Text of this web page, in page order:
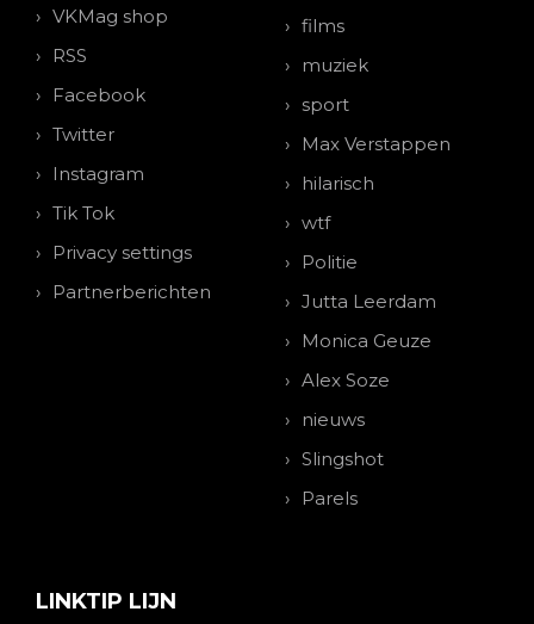
VKMag shop
RSS
Facebook
Twitter
Instagram
Tik Tok
Privacy settings
Partnerberichten
films
muziek
sport
Max Verstappen
hilarisch
wtf
Politie
Jutta Leerdam
Monica Geuze
Alex Soze
nieuws
Slingshot
Parels
LINKTIP LIJN